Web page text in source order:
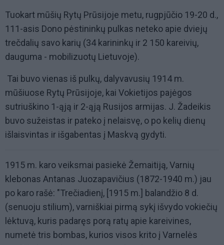
Tuokart mūšių Rytų Prūsijoje metu, rugpjūčio 19-20 d.,
111-asis Dono pėstininkų pulkas neteko apie dviejų
trečdalių savo karių (34 karininkų ir 2 150 kareivių,
dauguma - mobilizuotų Lietuvoje).
Tai buvo vienas iš pulkų, dalyvavusių 1914 m.
mūšiuose Rytų Prūsijoje, kai Vokietijos pajėgos
sutriuškino 1-ąją ir 2-ąją Rusijos armijas. J. Žadeikis
buvo sužeistas ir pateko į nelaisvę, o po kelių dienų
išlaisvintas ir išgabentas į Maskvą gydyti.
1915 m. karo veiksmai pasiekė Žemaitiją, Varnių
klebonas Antanas Juozapavičius (1872-1940 m.) jau
po karo rašė: "Trečiadienį, [1915 m.] balandžio 8 d.
(senuoju stilium), varniškiai pirmą sykį išvydo vokiečių
lėktuvą, kuris padaręs porą ratų apie kareivines,
numetė tris bombas, kurios visos krito į Varnelės